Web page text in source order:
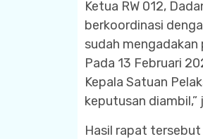
Ketua RW 012,
berkoordinasi
sudah
Pada 13 Februari
Kepala Satuan
keputusan diambil,”
Hasil rapat